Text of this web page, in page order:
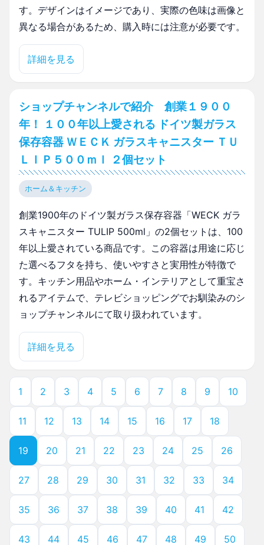
す。デザインはイメージであり、実際の色味は画像と
異なる場合があるため、購入時には注意が必要です。
詳細を見る
ショップチャンネルで紹介 創業１９００
年！ １００年以上愛される ドイツ製ガラス
保存容器 ＷＥＣＫ ガラスキャニスター ＴＵ
ＬＩＰ５００ｍｌ ２個セット
ホーム＆キッチン
創業1900年のドイツ製ガラス保存容器「WECK ガラ
スキャニスター TULIP 500ml」の2個セットは、100
年以上愛されている商品です。この容器は用途に応じ
た選べるフタを持ち、使いやすさと実用性が特徴で
す。キッチン用品やホーム・インテリアとして重宝さ
れるアイテムで、テレビショッピングでお馴染みのシ
ョップチャンネルにて取り扱われています。
詳細を見る
1 2 3 4 5 6 7 8 9 10
11 12 13 14 15 16 17 18
19 20 21 22 23 24 25 26
27 28 29 30 31 32 33 34
35 36 37 38 39 40 41 42
43 44 45 46 47 48 49 50